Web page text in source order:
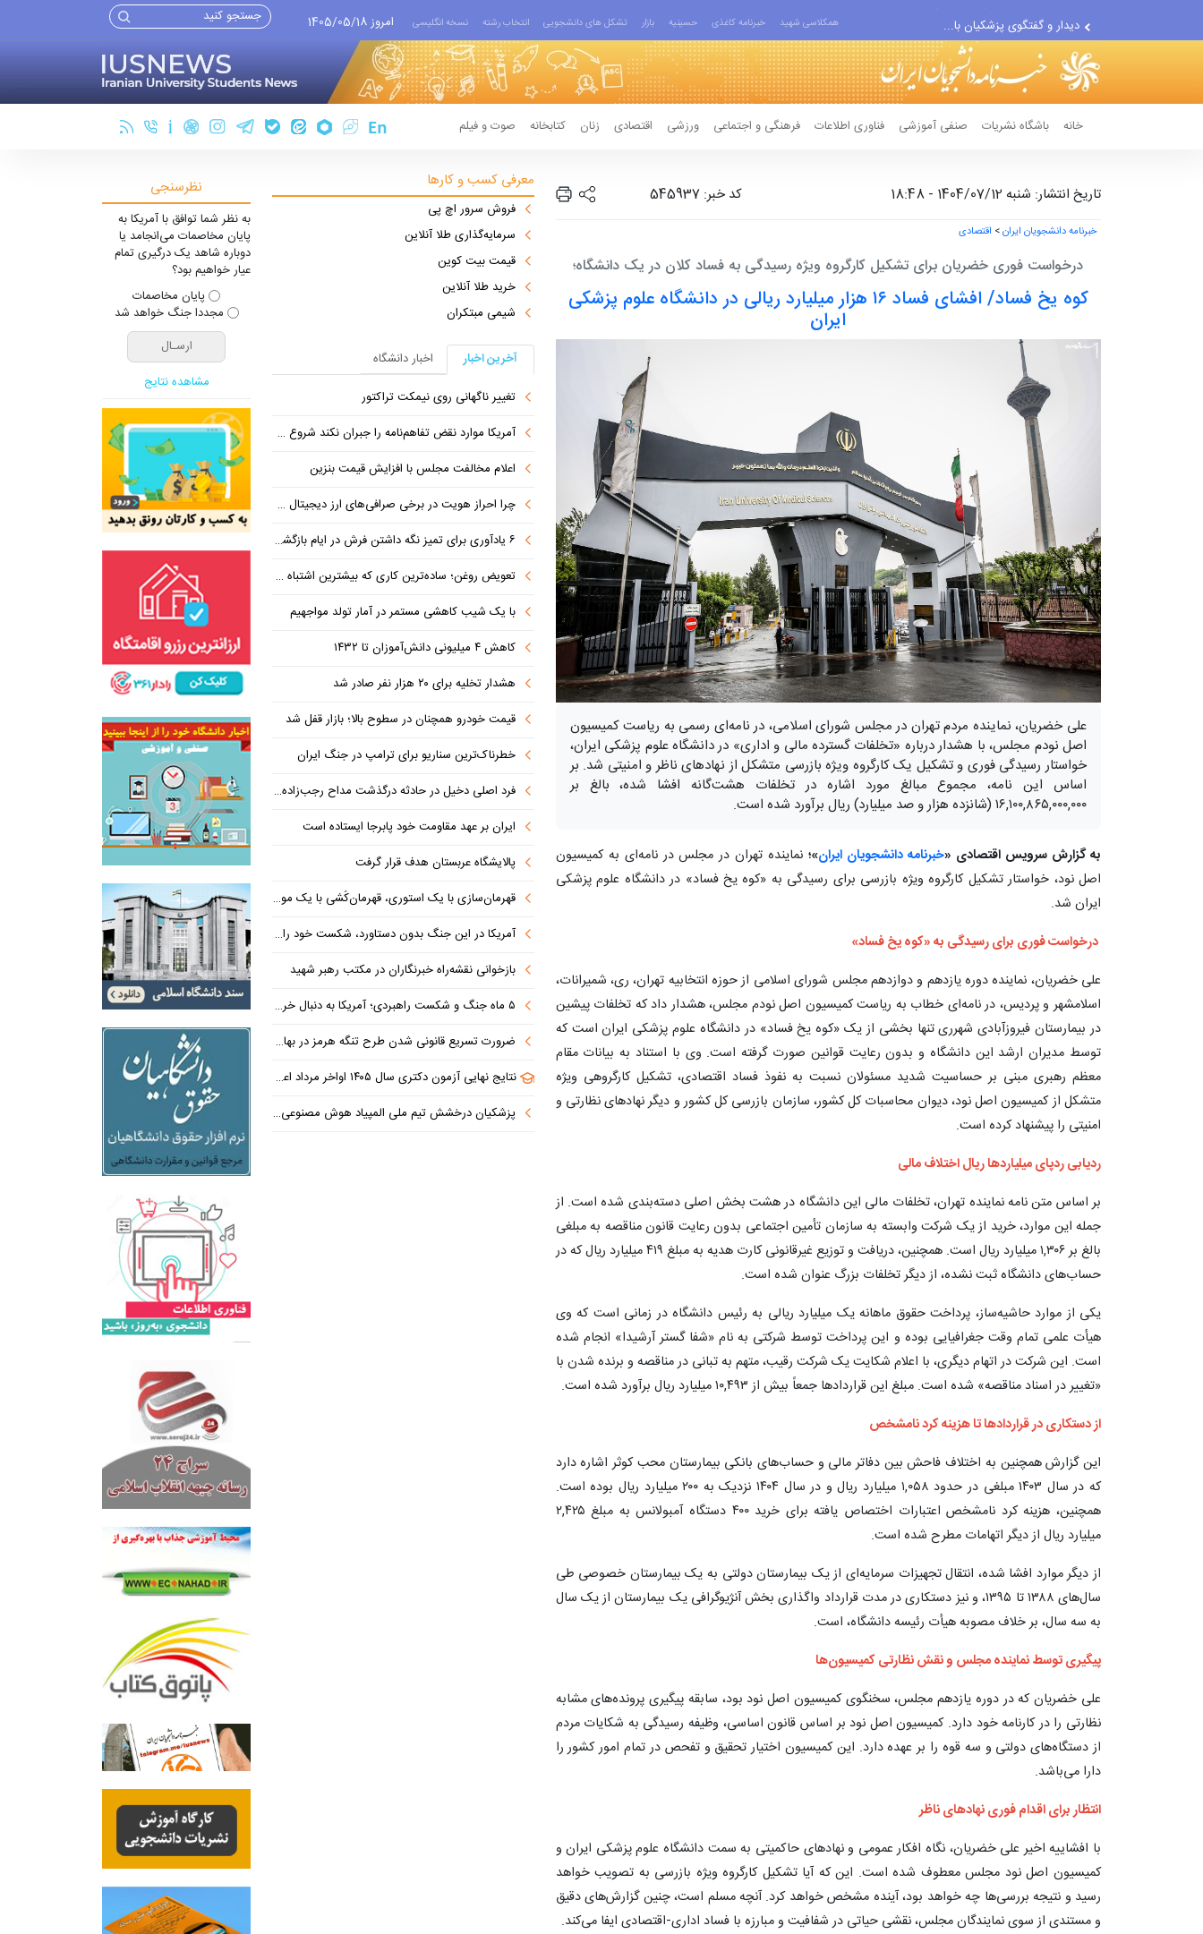
دیدار و گفتگوی پزشکیان با...
دلیل جدایی رامین رضاییان از...
همکلاسی شهید خبرنامه کاغذی حسینیه بازار تشکل های دانشجویی انتخاب رشته نسخه انگلیسی امروز 1405/05/18
خانه باشگاه نشریات صنفی آموزشی فناوری اطلاعات فرهنگی و اجتماعی ورزشی اقتصادی زنان کتابخانه صوت و فیلم
تاریخ انتشار: شنبه 1404/07/12 - 18:48 کد خبر: 545937
خبرنامه دانشجویان ایران> اقتصادی
درخواست فوری خضریان برای تشکیل کارگروه ویژه رسیدگی به فساد کلان در یک دانشگاه؛
کوه یخ فساد/ افشای فساد ۱۶ هزار میلیارد ریالی در دانشگاه علوم پزشکی
ایران
علی خضریان، نماینده مردم تهران در مجلس شورای اسلامی، در نامه‌ای رسمی به ریاست کمیسیون
اصل نودم مجلس، با هشدار درباره «تخلفات گسترده مالی و اداری» در دانشگاه علوم پزشکی ایران،
خواستار رسیدگی فوری و تشکیل یک کارگروه ویژه بازرسی متشکل از نهادهای ناظر و امنیتی شد. بر
اساس این نامه، مجموع مبالغ مورد اشاره در تخلفات هشت‌گانه افشا شده، بالغ بر
۱۶,۱۰۰,۸۶۵,۰۰۰,۰۰۰ (شانزده هزار و صد میلیارد) ریال برآورد شده است.
به گزارش سرویس اقتصادی «خبرنامه دانشجویان ایران»؛نماینده تهران در مجلس در نامه‌ای به کمیسیون
اصل نود، خواستار تشکیل کارگروه ویژه بازرسی برای رسیدگی به «کوه یخ فساد» در دانشگاه علوم پزشکی
ایران شد.
درخواست فوری برای رسیدگی به «کوه یخ فساد»
علی خضریان، نماینده دوره یازدهم و دوازدهم مجلس شورای اسلامی از حوزه انتخابیه تهران، ری، شمیرانات،
اسلامشهر و پردیس، در نامه‌ای خطاب به ریاست کمیسیون اصل نودم مجلس، هشدار داد که تخلفات پیشین
در بیمارستان فیروزآبادی شهرری تنها بخشی از یک «کوه یخ فساد» در دانشگاه علوم پزشکی ایران است که
توسط مدیران ارشد این دانشگاه و بدون رعایت قوانین صورت گرفته است. وی با استناد به بیانات مقام
معظم رهبری مبنی بر حساسیت شدید مسئولان نسبت به نفوذ فساد اقتصادی، تشکیل کارگروهی ویژه
متشکل از کمیسیون اصل نود، دیوان محاسبات کل کشور، سازمان بازرسی کل کشور و دیگر نهادهای نظارتی و
امنیتی را پیشنهاد کرده است.
ردیابی ردپای میلیاردها ریال اختلاف مالی
بر اساس متن نامه نماینده تهران، تخلفات مالی این دانشگاه در هشت بخش اصلی دسته‌بندی شده است. از
جمله این موارد، خرید از یک شرکت وابسته به سازمان تأمین اجتماعی بدون رعایت قانون مناقصه به مبلغی
بالغ بر ۱,۳۰۶ میلیارد ریال است. همچنین، دریافت و توزیع غیرقانونی کارت هدیه به مبلغ ۴۱۹ میلیارد ریال که در
حساب‌های دانشگاه ثبت نشده، از دیگر تخلفات بزرگ عنوان شده است.
یکی از موارد حاشیه‌ساز، پرداخت حقوق ماهانه یک میلیارد ریالی به رئیس دانشگاه در زمانی است که وی
هیأت علمی تمام وقت جغرافیایی بوده و این پرداخت توسط شرکتی به نام «شفا گستر آرشیدا» انجام شده
است. این شرکت در اتهام دیگری، با اعلام شکایت یک شرکت رقیب، متهم به تبانی در مناقصه و برنده شدن با
«تغییر در اسناد مناقصه» شده است. مبلغ این قراردادها جمعاً بیش از ۱۰,۴۹۳ میلیارد ریال برآورد شده است.
از دستکاری در قراردادها تا هزینه کرد نامشخص
این گزارش همچنین به اختلاف فاحش بین دفاتر مالی و حساب‌های بانکی بیمارستان محب کوثر اشاره دارد
که در سال ۱۴۰۳ مبلغی در حدود ۱,۰۵۸ میلیارد ریال و در سال ۱۴۰۴ نزدیک به ۲۰۰ میلیارد ریال بوده است.
همچنین، هزینه کرد نامشخص اعتبارات اختصاص یافته برای خرید ۴۰۰ دستگاه آمبولانس به مبلغ ۲,۴۲۵
میلیارد ریال از دیگر اتهامات مطرح شده است.
از دیگر موارد افشا شده، انتقال تجهیزات سرمایه‌ای از یک بیمارستان دولتی به یک بیمارستان خصوصی طی
سال‌های ۱۳۸۸ تا ۱۳۹۵، و نیز دستکاری در مدت قرارداد واگذاری بخش آنژیوگرافی یک بیمارستان از یک سال
به سه سال، بر خلاف مصوبه هیأت رئیسه دانشگاه، است.
پیگیری توسط نماینده مجلس و نقش نظارتی کمیسیون‌ها
علی خضریان که در دوره یازدهم مجلس، سخنگوی کمیسیون اصل نود بود، سابقه پیگیری پرونده‌های مشابه
نظارتی را در کارنامه خود دارد. کمیسیون اصل نود بر اساس قانون اساسی، وظیفه رسیدگی به شکایات مردم
از دستگاه‌های دولتی و سه قوه را بر عهده دارد. این کمیسیون اختیار تحقیق و تفحص در تمام امور کشور را
دارا می‌باشد.
انتظار برای اقدام فوری نهادهای ناظر
با افشاییه اخیر علی خضریان، نگاه افکار عمومی و نهادهای حاکمیتی به سمت دانشگاه علوم پزشکی ایران و
کمیسیون اصل نود مجلس معطوف شده است. این که آیا تشکیل کارگروه ویژه بازرسی به تصویب خواهد
رسید و نتیجه بررسی‌ها چه خواهد بود، آینده مشخص خواهد کرد. آنچه مسلم است، چنین گزارش‌های دقیق
و مستندی از سوی نمایندگان مجلس، نقشی حیاتی در شفافیت و مبارزه با فساد اداری-اقتصادی ایفا می‌کند.
معرفی کسب و کارها
فروش سرور اچ پی
سرمایه‌گذاری طلا آنلاین
قیمت بیت کوین
خرید طلا آنلاین
شیمی مبتکران
آخرین اخبار
اخبار دانشگاه
تغییر ناگهانی روی نیمکت تراکتور
آمریکا موارد نقض تفاهم‌نامه را جبران نکند شروع مجدد مذاکره ممکن نیست
اعلام مخالفت مجلس با افزایش قیمت بنزین
چرا احراز هویت در برخی صرافی‌های ارز دیجیتال ضروری است؟
۶ یادآوری برای تمیز نگه داشتن فرش در ایام بازگشایی مدارس
تعویض روغن؛ ساده‌ترین کاری که بیشترین اشتباه در آن رخ می‌دهد
با یک شیب کاهشی مستمر در آمار تولد مواجهیم
کاهش ۴ میلیونی دانش‌آموزان تا ۱۴۳۲
هشدار تخلیه برای ۲۰ هزار نفر صادر شد
قیمت خودرو همچنان در سطوح بالا؛ بازار قفل شد
خطرناک‌ترین سناریو برای ترامپ در جنگ ایران
فرد اصلی دخیل در حادثه درگذشت مداح رجب‌زاده دستگیر شد
ایران بر عهد مقاومت خود پابرجا ایستاده است
پالایشگاه عربستان هدف قرار گرفت
قهرمان‌سازی با یک استوری، قهرمان‌کُشی با یک موضع
آمریکا در این جنگ بدون دستاورد، شکست خود را پذیرفته است
بازخوانی نقشه‌راه خبرنگاران در مکتب رهبر شهید
۵ ماه جنگ و شکست راهبردی؛ آمریکا به دنبال خروج از بن‌بست
ضرورت تسریع قانونی شدن طرح تنگه هرمز در بهارستان/ سنا دست ترامپ را برای اعمال فشار به ایران بازتر کرد
نتایج نهایی آزمون دکتری سال ۱۴۰۵ اواخر مرداد اعلام می‌شود
پزشکیان درخشش تیم ملی المپیاد هوش مصنوعی ایران را تبریک گفت
نظرسنجی
به نظر شما توافق با آمریکا به
پایان مخاصمات می‌انجامد یا
دوباره شاهد یک درگیری تمام
عیار خواهیم بود؟
پایان مخاصمات
مجددا جنگ خواهد شد
مشاهده نتایج